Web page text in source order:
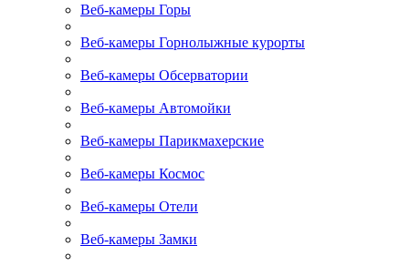
Веб-камеры Горы
Веб-камеры Горнолыжные курорты
Веб-камеры Обсерватории
Веб-камеры Автомойки
Веб-камеры Парикмахерские
Веб-камеры Космос
Веб-камеры Отели
Веб-камеры Замки